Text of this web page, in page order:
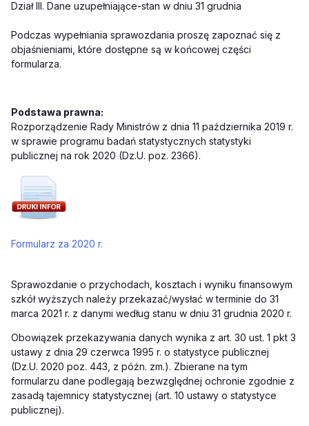
Dział III. Dane uzupełniające-stan w dniu 31 grudnia
Podczas wypełniania sprawozdania proszę zapoznać się z
objaśnieniami, które dostępne są w końcowej części
formularza.
Podstawa prawna:
Rozporządzenie Rady Ministrów z dnia 11 października 2019 r.
w sprawie programu badań statystycznych statystyki
publicznej na rok 2020 (Dz.U. poz. 2366).
Formularz za 2020 r.
Sprawozdanie o przychodach, kosztach i wyniku finansowym
szkół wyższych należy przekazać/wysłać w terminie do 31
marca 2021 r. z danymi według stanu w dniu 31 grudnia 2020 r.
Obowiązek przekazywania danych wynika z art. 30 ust. 1 pkt 3
ustawy z dnia 29 czerwca 1995 r. o statystyce publicznej
(Dz.U. 2020 poz. 443, z późn. zm.). Zbierane na tym
formularzu dane podlegają bezwzględnej ochronie zgodnie z
zasadą tajemnicy statystycznej (art. 10 ustawy o statystyce
publicznej).